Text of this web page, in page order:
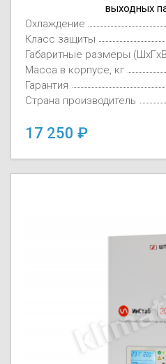
выходных
Охлаждение
Класс защиты
Габаритные размеры
Масса в корпусе, кг
Гарантия
Страна производитель
17 250